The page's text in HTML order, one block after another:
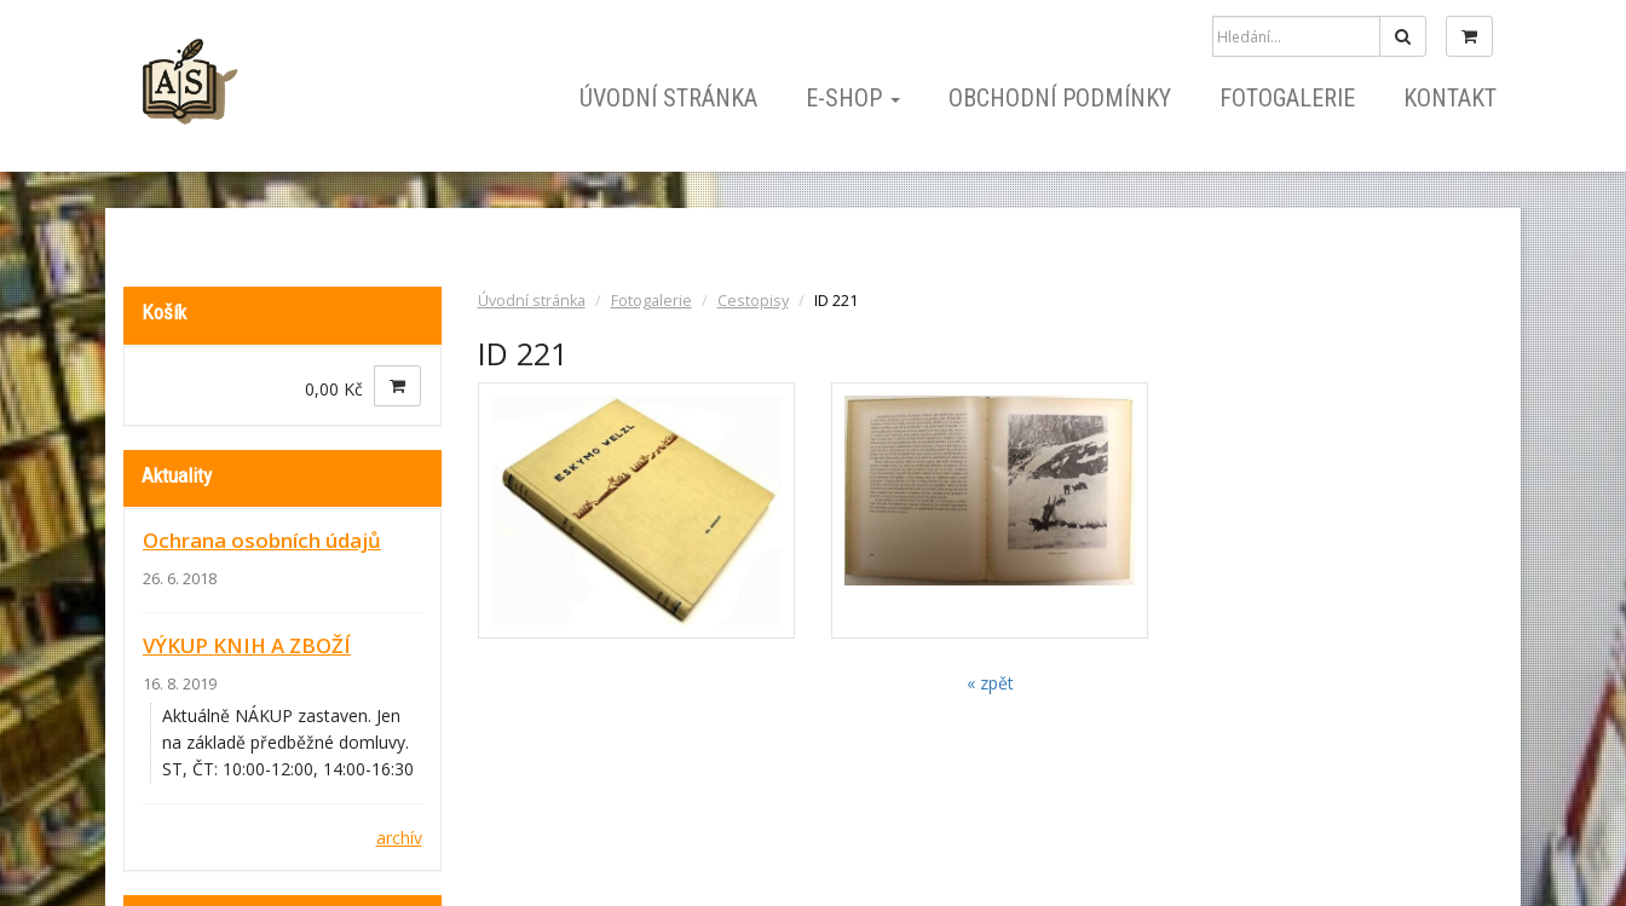
ÚVODNÍ STRÁNKA E-SHOP OBCHODNÍ PODMÍNKY FOTOGALERIE KONTAKT
Úvodní stránka Fotogalerie Cestopisy ID 221
ID 221
« zpět
Košík
0,00 Kč
Aktuality
Ochrana osobních údajů
26. 6. 2018
VÝKUP KNIH A ZBOŽÍ
16. 8. 2019
Aktuálně NÁKUP zastaven. Jen
na základě předběžné domluvy.
ST, ČT: 10:00-12:00, 14:00-16:30
archív